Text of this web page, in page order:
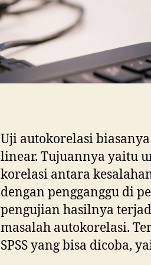
Uji autokorelasi
linear. Tujuannya yaitu
korelasi antara
dengan pengganggu di
pengujian hasilnya
masalah autokorelasi.
SPSS yang bisa dicoba,